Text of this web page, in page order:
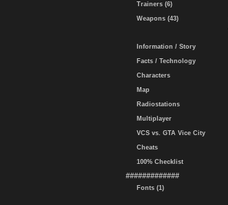
Trainers (6)
Weapons (43)
Information / Story
Facts / Technology
Characters
Map
Radiostations
Multiplayer
VCS vs. GTA Vice City
Cheats
100% Checklist
#############
Fonts (1)